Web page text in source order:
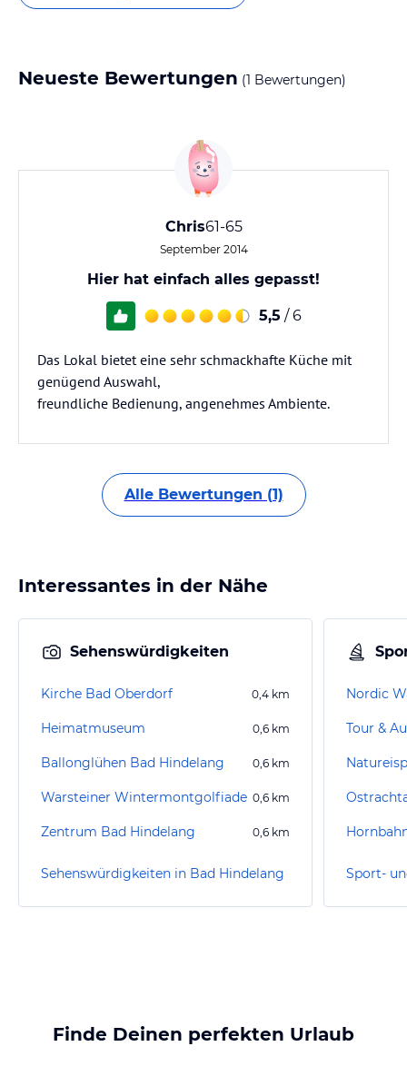
Neueste Bewertungen (1 Bewertungen)
Chris61-65
September 2014
Hier hat einfach alles gepasst!
5,5 / 6
Das Lokal bietet eine sehr schmackhafte Küche mit
genügend Auswahl,
freundliche Bedienung, angenehmes Ambiente.
Alle Bewertungen (1)
Interessantes in der Nähe
Sehenswürdigkeiten
Kirche Bad Oberdorf 0,4 km
Heimatmuseum 0,6 km
Ballonglühen Bad Hindelang 0,6 km
Warsteiner Wintermontgolfiade 0,6 km
Zentrum Bad Hindelang 0,6 km
Sehenswürdigkeiten in Bad Hindelang
Nordic
Tour &
Finde Deinen perfekten Urlaub